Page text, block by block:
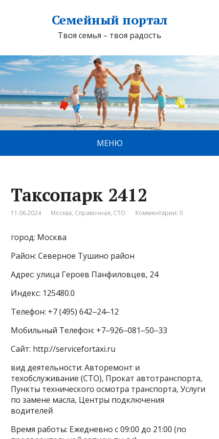
Семейный портал
Твоя семья – твоя радость
МЕНЮ
Таксопарк 2412
11.06.2024 Москва, Справочная, СТО Комментарии: 0
город: Москва
Район: Северное Тушино район
Адрес: улица Героев Панфиловцев, 24
Индекс: 125480.0
Телефон: +7 (495) 642‒24‒12
Мобильный Телефон: +7‒926‒081‒50‒33
Сайт: http://servicefortaxi.ru
вид деятельности: Авторемонт и
техобслуживание (СТО), Прокат автотранспорта,
Пункты технического осмотра транспорта, Услуги
по замене масла, Центры подключения
водителей
Время работы: Ежедневно с 09:00 до 21:00 (по